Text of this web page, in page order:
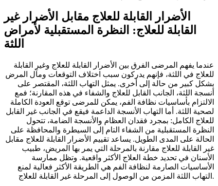
الأضرار القابلة للعلاج مقابل الأضرار غير
القابلة للعلاج: النظرة المستقبلية لأمراض
اللثة
عندما يفهم المرضى الفرق بين الأضرار القابلة للعلاج وغير القابلة
للعلاج في اللثة، فإنهم يدركون سبب اختلاف التوقعات ومآل المرض
بشكل كبير من حالة إلى أخرى. يمثل التهاب اللثة، المقتصر على
أنسجة اللثة، الجانب القابل للعلاج والشفاء في هذه المقارنة؛ فمع
الالتزام بأساسيات نظافة الفم، يمكن للمرضى توقع العودة الكاملة
لصحية اللثة. أما التهاب الأنسجة الداعمة فيقع في الجانب غير القابل
للعلاج الكامل: بمجرد فقدان العظام والأنسجة الضامة، تتحول
النظرة المستقبلية من الشفاء التام إلى السيطرة والمحافظة على
الحالة على المدى الطويل. يساعد تقييم الأضرار القابلة للعلاج مقابل
غير القابلة للعلاج مقارنة بالمرحلة التي يمر بها المريض، طبيب
الأسنان في تحديد خطة العلاج الأكثر واقعية. وتظل ممارسة
الأساسيات الصارمة لنظافة الفم هي الطريقة الأكثر فعالية لمنع
التهاب اللثة المزمن من الوصول إلى المرحلة غير القابلة للعلاج.